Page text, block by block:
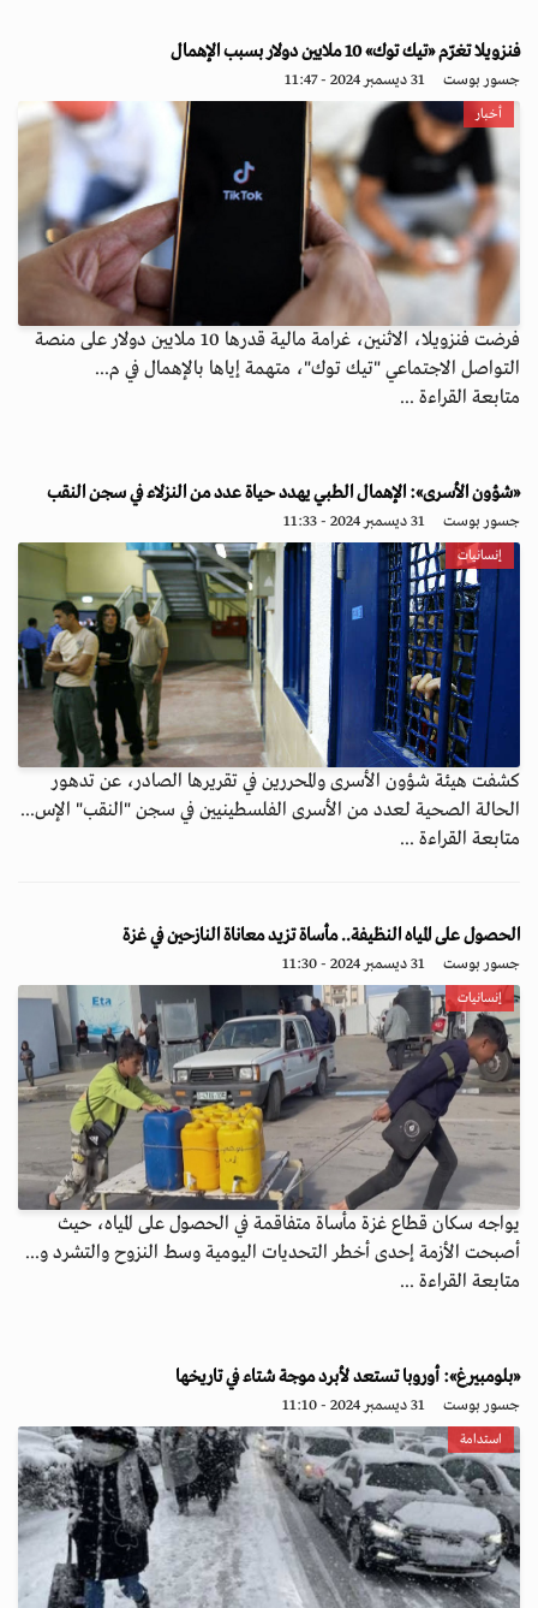
فنزويلا تغرّم «تيك توك» 10 ملايين دولار بسبب الإهمال
جسور بوست 31 ديسمبر 2024 - 11:47
أخبار
فرضت فنزويلا، الاثنين، غرامة مالية قدرها 10 ملايين دولار على منصة
التواصل الاجتماعي "تيك توك"، متهمة إياها بالإهمال في م...
متابعة القراءة ...
«شؤون الأسرى»: الإهمال الطبي يهدد حياة عدد من النزلاء في سجن النقب
جسور بوست 31 ديسمبر 2024 - 11:33
إنسانيات
كشفت هيئة شؤون الأسرى والمحررين في تقريرها الصادر، عن تدهور
الحالة الصحية لعدد من الأسرى الفلسطينيين في سجن "النقب" الإس...
متابعة القراءة ...
الحصول على المياه النظيفة.. مأساة تزيد معاناة النازحين في غزة
جسور بوست 31 ديسمبر 2024 - 11:30
إنسانيات
يواجه سكان قطاع غزة مأساة متفاقمة في الحصول على المياه، حيث
أصبحت الأزمة إحدى أخطر التحديات اليومية وسط النزوح والتشرد و...
متابعة القراءة ...
«بلومبيرغ»: أوروبا تستعد لأبرد موجة شتاء في تاريخها
جسور بوست 31 ديسمبر 2024 - 11:10
استدامة